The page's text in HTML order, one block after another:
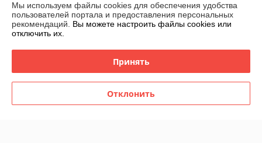
Доставка и оплата
Полная версия сайта
Политика обработки cookies
Мы используем файлы cookies для обеспечения удобства
пользователей портала и предоставления персональных
рекомендаций. Вы можете настроить файлы cookies или
отключить их.
Принять
Отклонить